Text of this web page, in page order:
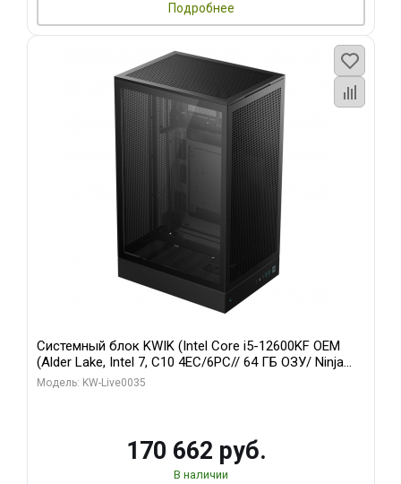
Подробнее
Системный блок KWIK (Intel Core i5-12600KF OEM
(Alder Lake, Intel 7, C10 4EC/6PC// 64 ГБ ОЗУ/ Ninja
Sinotex GTX1650 4GB 128bit GDDR6 DVI DP HDMI 2/
Модель: KW-Live0035
170 662 руб.
В наличии